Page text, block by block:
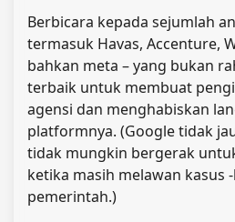
Berbicara kepada sejumlah
termasuk Havas, Accenture,
bahkan meta – yang bukan
terbaik untuk membuat
agensi dan menghabiskan
platformnya. (Google tidak
tidak mungkin bergerak
ketika masih melawan kasus
pemerintah.)